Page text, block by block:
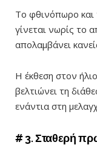
Το φθινόπωρο και
γίνεται νωρίς το
απολαμβάνει
Η έκθεση στον
βελτιώνει τη
ενάντια στη
# 3. Σταθερή